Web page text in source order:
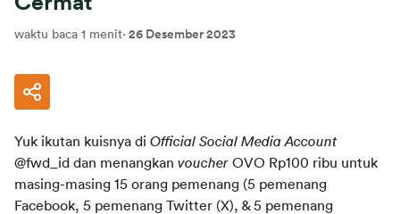
waktu baca 1 menit· 26 Desember 2023
Yuk ikutan kuisnya di Official Social Media Account
@fwd_id dan menangkan voucher OVO Rp100 ribu untuk
masing-masing 15 orang pemenang (5 pemenang
Facebook, 5 pemenang Twitter (X), & 5 pemenang